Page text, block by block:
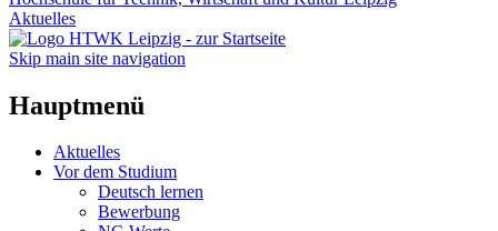
Aktuelles
Skip main site navigation
Hauptmenü
Aktuelles
Vor dem Studium
Deutsch lernen
Bewerbung